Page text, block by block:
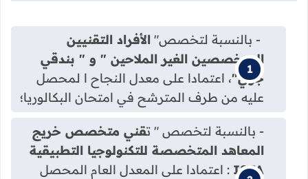
- بالنسبة لتخصص" الأفراد التقنيين
المتخصصين الغير الملاحين " و " بندقي
جوي"، اعتمادا على معدل النجاح ا لمحصل
عليه من طرف المترشح في امتحان البكالوريا؛
- بالنسبة لتخصص " تقني متخصص خريج
المعاهد المتخصصة للتكنولوجيا التطبيقية
ISTA : اعتمادا على المعدل العام المحصل